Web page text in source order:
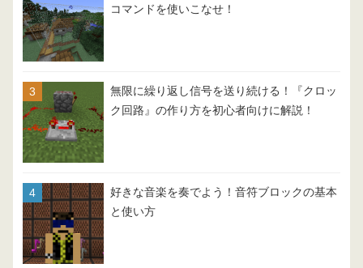
コマンドを使いこなせ！
無限に繰り返し信号を送り続ける！『クロッ
ク回路』の作り方を初心者向けに解説！
好きな音楽を奏でよう！音符ブロックの基本
と使い方